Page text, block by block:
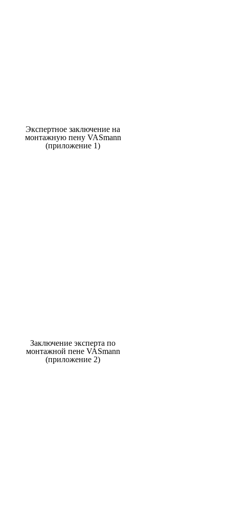
Экспертное заключение на
монтажную пену VASmann
(приложение 1)
Заключение эксперта по
монтажной пене VASmann
(приложение 2)